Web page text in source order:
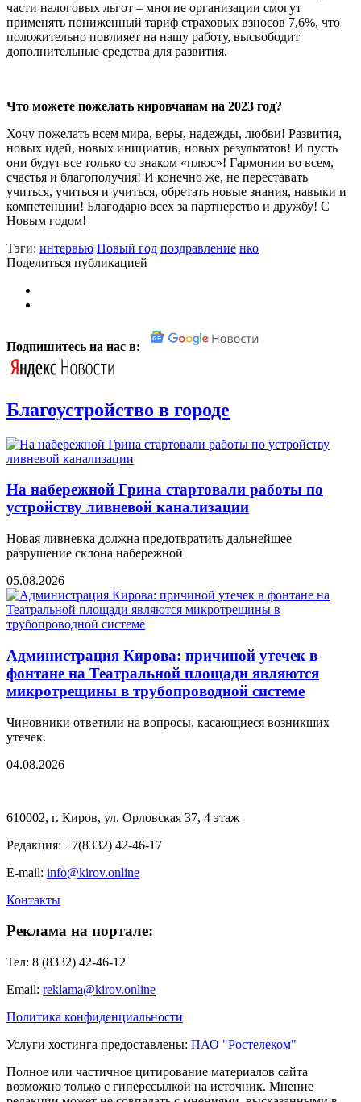
части налоговых льгот – многие организации смогут
применять пониженный тариф страховых взносов 7,6%, что
положительно повлияет на нашу работу, высвободит
дополнительные средства для развития.
Что можете пожелать кировчанам на 2023 год?
Хочу пожелать всем мира, веры, надежды, любви! Развития,
новых идей, новых инициатив, новых результатов! И пусть
они будут все только со знаком «плюс»! Гармонии во всем,
счастья и благополучия! И конечно же, не переставать
учиться, учиться и учиться, обретать новые знания, навыки и
компетенции! Благодарю всех за партнерство и дружбу! С
Новым годом!
Тэги: интервью Новый год поздравление нко
Поделиться публикацией
Подпишитесь на нас в:
Благоустройство в городе
На набережной Грина стартовали работы по
устройству ливневой канализации
Новая ливневка должна предотвратить дальнейшее
разрушение склона набережной
05.08.2026
Администрация Кирова: причиной утечек в
фонтане на Театральной площади являются
микротрещины в трубопроводной системе
Чиновники ответили на вопросы, касающиеся возникших
утечек.
04.08.2026
610002, г. Киров, ул. Орловская 37, 4 этаж
Редакция: +7(8332) 42-46-17
E-mail: info@kirov.online
Контакты
Реклама на портале:
Тел: 8 (8332) 42-46-12
Email: reklama@kirov.online
Политика конфиденциальности
Услуги хостинга предоставлены: ПАО "Ростелеком"
Полное или частичное цитирование материалов сайта
возможно только с гиперссылкой на источник. Мнение